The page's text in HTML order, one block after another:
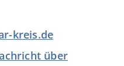
kreis.de
über